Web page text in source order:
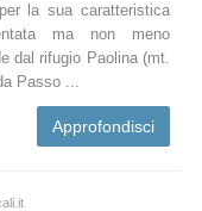
la sua caratteristica
ma non meno
dal rifugio Paolina (mt.
Passo ...
Approfondisci